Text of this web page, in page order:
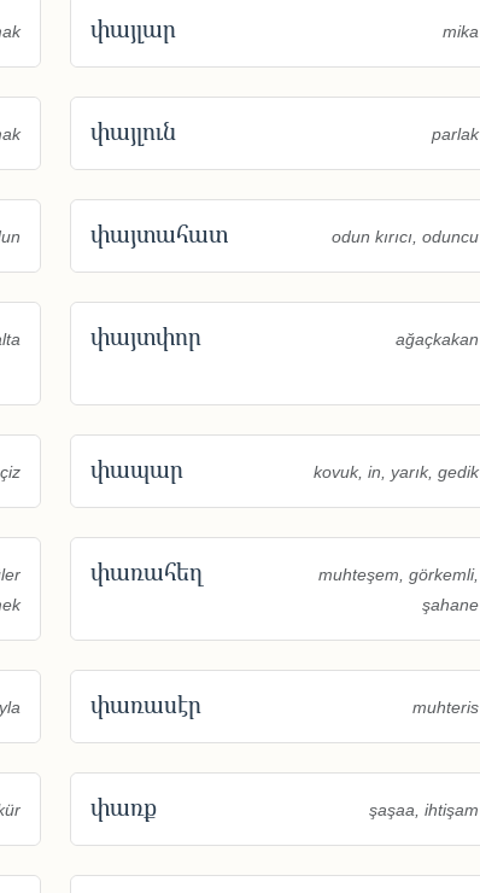
փայլար mika
փայլուն parlak
փայտահատ odun kırıcı, oduncu
փայտփոր ağaçkakan
փապար kovuk, in, yarık, gedik
փառահեղ
muhteşem, görkemli,
şahane
փառասէր muhteris
փառք şaşaa, ihtişam